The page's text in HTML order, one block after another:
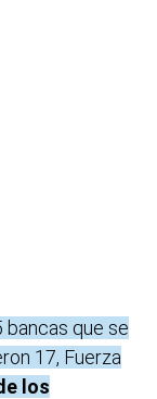
bancas que se
17, Fuerza
los